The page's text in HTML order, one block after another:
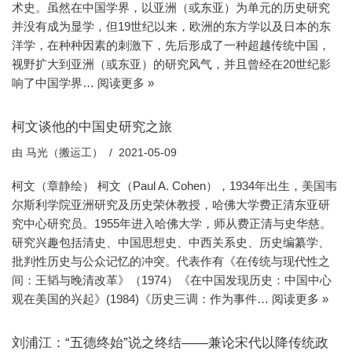
术史。虽然在中国学界，以亚洲（或东亚）为单元的历史研究
并没有成为显学，但19世纪以来，欧洲的东方学以及日本的东
洋学，在种种因素的刺激下，先后形成了一种超越传统中国，
视野扩大到亚洲（或东亚）的研究风气，并且曾经在20世纪影
响了中国学界… 阅读更多 »
柯文谈他的中国史研究之旅
由 马光（搬运工） 2021-05-09
柯文（章静绘） 柯文（Paul A. Cohen），1934年出生，美国韦
尔斯利学院亚洲研究及历史荣休教授，哈佛大学费正清东亚研
究中心研究员。1955年进入哈佛大学，师从费正清与史华慈。
研究兴趣包括清史、中国思想史、中西关系史、历史编纂学、
批判性历史与公众记忆的冲突。代表作有《在传统与现代性之
间：王韬与晚清改革》（1974）《在中国发现历史：中国中心
观在美国的兴起》(1984)《历史三调：作为事件… 阅读更多 »
刘浦江：“五德终始”说之终结——兼论宋代以降传统政